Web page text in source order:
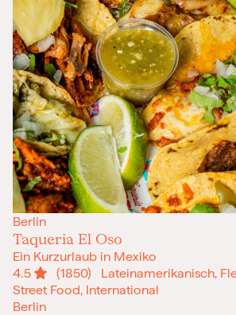
Berlin
Taqueria El Oso
Ein Kurzurlaub in Mexiko
4.5
(1850) Lateinamerikanisch,
Street Food, International
Berlin